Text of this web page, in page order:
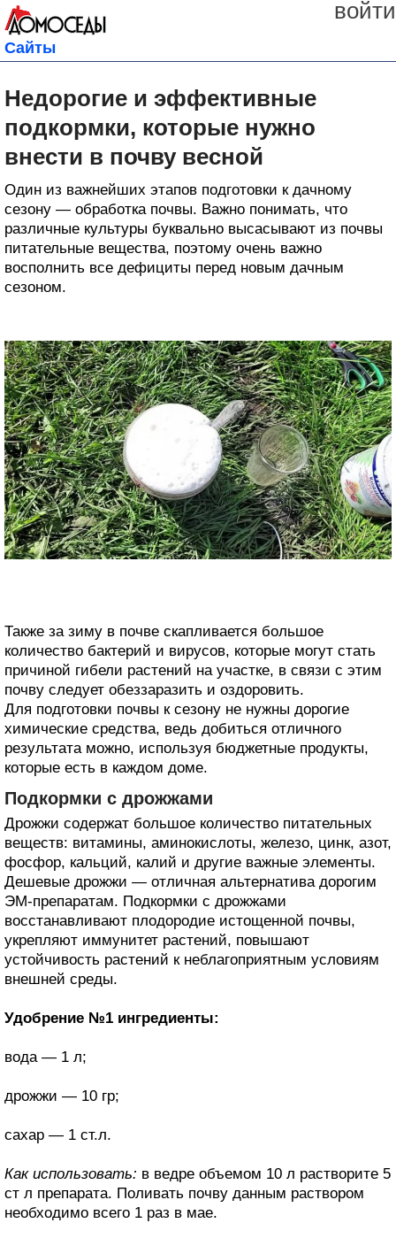
войти
Сайты
Недорогие и эффективные
подкормки, которые нужно
внести в почву весной
Один из важнейших этапов подготовки к дачному
сезону — обработка почвы. Важно понимать, что
различные культуры буквально высасывают из почвы
питательные вещества, поэтому очень важно
восполнить все дефициты перед новым дачным
сезоном.
Также за зиму в почве скапливается большое
количество бактерий и вирусов, которые могут стать
причиной гибели растений на участке, в связи с этим
почву следует обеззаразить и оздоровить.
Для подготовки почвы к сезону не нужны дорогие
химические средства, ведь добиться отличного
результата можно, используя бюджетные продукты,
которые есть в каждом доме.
Подкормки с дрожжами
Дрожжи содержат большое количество питательных
веществ: витамины, аминокислоты, железо, цинк, азот,
фосфор, кальций, калий и другие важные элементы.
Дешевые дрожжи — отличная альтернатива дорогим
ЭМ-препаратам. Подкормки с дрожжами
восстанавливают плодородие истощенной почвы,
укрепляют иммунитет растений, повышают
устойчивость растений к неблагоприятным условиям
внешней среды.
Удобрение №1 ингредиенты:
вода — 1 л;
дрожжи — 10 гр;
сахар — 1 ст.л.
Как использовать: в ведре объемом 10 л растворите 5
ст л препарата. Поливать почву данным раствором
необходимо всего 1 раз в мае.